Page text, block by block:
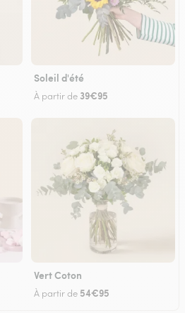
Soleil d'été
À partir de 39€95
Vert Coton
À partir de 54€95